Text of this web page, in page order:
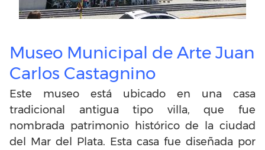
Museo Municipal de Arte Juan
Carlos Castagnino
Este museo está ubicado en una casa
tradicional antigua tipo villa, que fue
nombrada patrimonio histórico de la ciudad
del Mar del Plata. Esta casa fue diseñada por